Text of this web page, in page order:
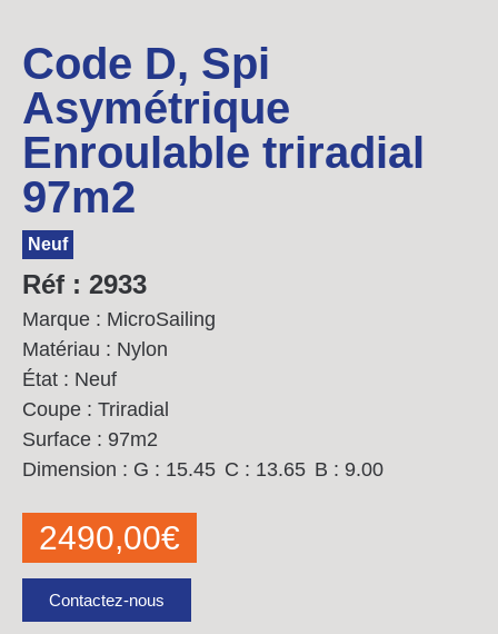
Code D, Spi
Asymétrique
Enroulable triradial
97m2
Neuf
Réf : 2933
Marque : MicroSailing
Matériau : Nylon
État : Neuf
Coupe : Triradial
Surface : 97m2
Dimension : G : 15.45 C : 13.65 B : 9.00
2490,00€
Contactez-nous